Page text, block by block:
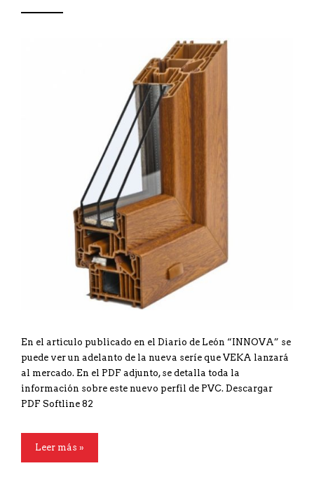
En el articulo publicado en el Diario de León “INNOVA” se
puede ver un adelanto de la nueva seríe que VEKA lanzará
al mercado. En el PDF adjunto, se detalla toda la
información sobre este nuevo perfil de PVC. Descargar
PDF Softline 82
Leer más »